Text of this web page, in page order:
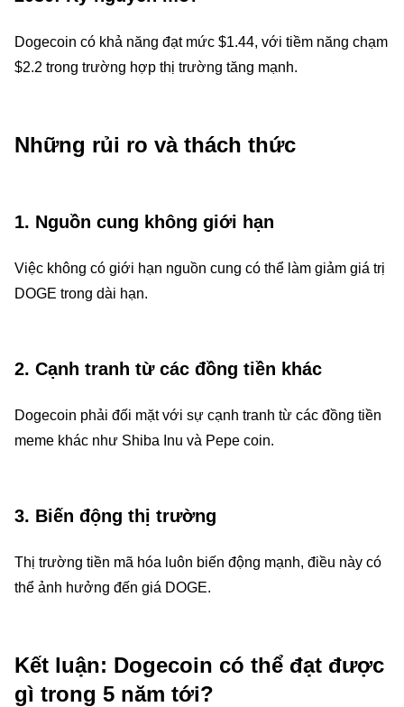
Dogecoin có khả năng đạt mức $1.44, với tiềm năng chạm
$2.2 trong trường hợp thị trường tăng mạnh.
Những rủi ro và thách thức
1. Nguồn cung không giới hạn
Việc không có giới hạn nguồn cung có thể làm giảm giá trị
DOGE trong dài hạn.
2. Cạnh tranh từ các đồng tiền khác
Dogecoin phải đối mặt với sự cạnh tranh từ các đồng tiền
meme khác như Shiba Inu và Pepe coin.
3. Biến động thị trường
Thị trường tiền mã hóa luôn biến động mạnh, điều này có
thể ảnh hưởng đến giá DOGE.
Kết luận: Dogecoin có thể đạt được
gì trong 5 năm tới?